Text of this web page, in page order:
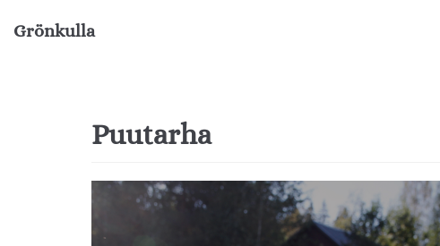
Grönkulla
Puutarha